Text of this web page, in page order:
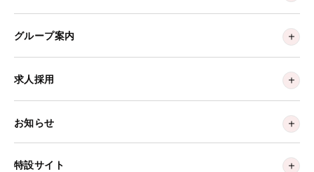
グループ案内
求人採用
お知らせ
特設サイト